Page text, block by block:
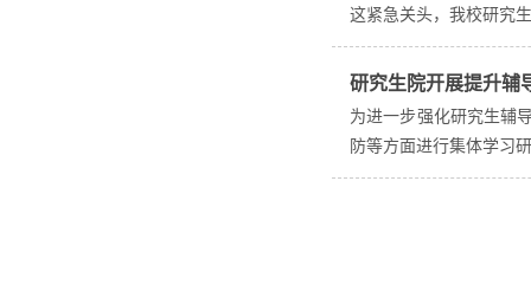
这紧急关头，我校研究
研究生院开展提升辅
为进一步强化研究生辅
防等方面进行集体学习